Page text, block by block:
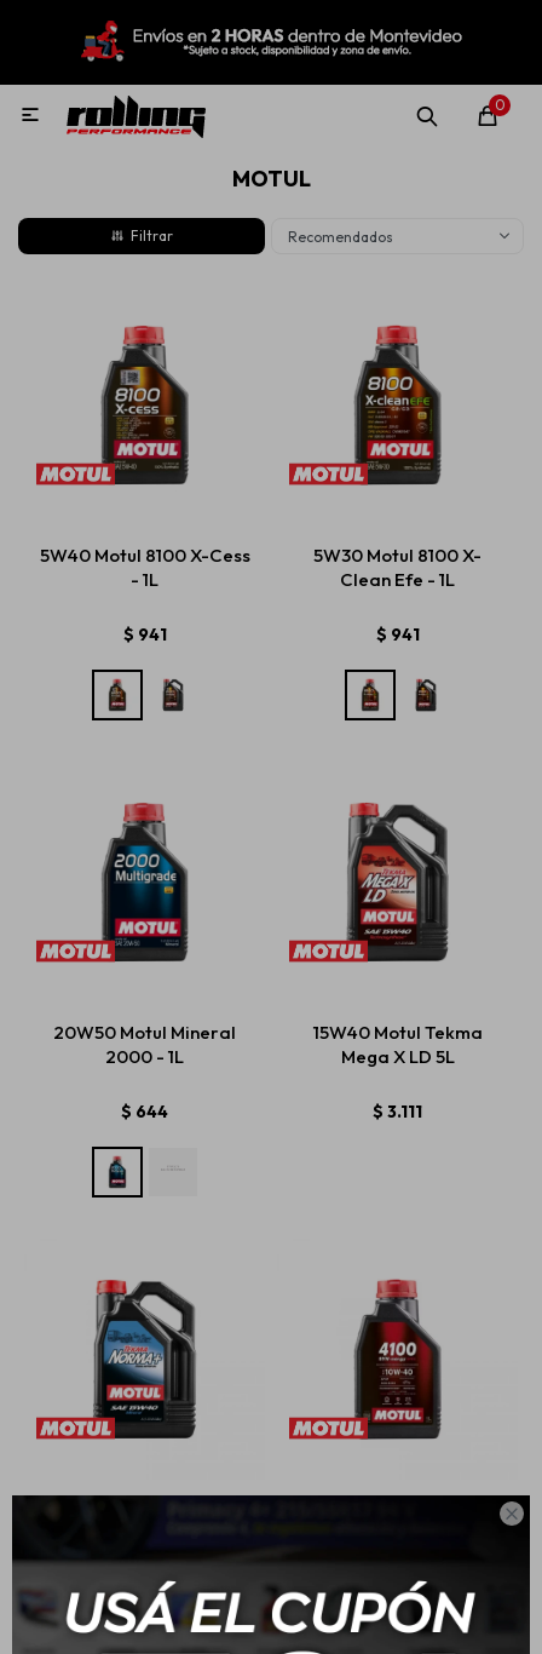

0

MOTUL
Recomendados
5W40 Motul 8100 X-Cess
- 1L
$ 941
5W30 Motul 8100 X-
Clean Efe - 1L
$ 941
20W50 Motul Mineral
2000 - 1L
$ 644
15W40 Motul Tekma
Mega X LD 5L
$ 3.111
$2.482 $ 762
MI CUENTA
Nuevo! Rolling Repuestos
Lubricantes
Aditivos
Estética automotriz
Accesorios
Repuestos
Servicios